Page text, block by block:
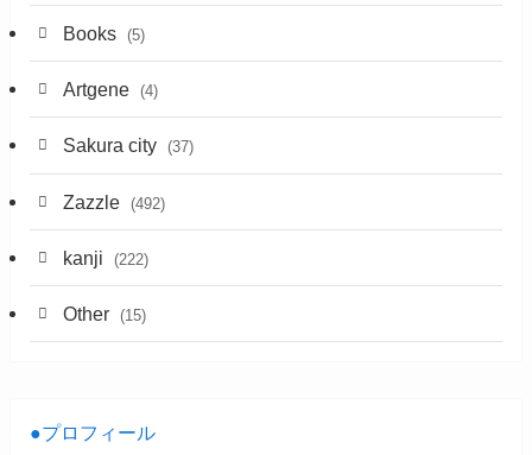
Books (5)
Artgene (4)
Sakura city (37)
Zazzle (492)
kanji (222)
Other (15)
●プロフィール